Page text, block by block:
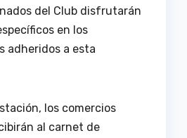
del Club disfrutarán
en los
adheridos a esta
los comercios
al carnet de